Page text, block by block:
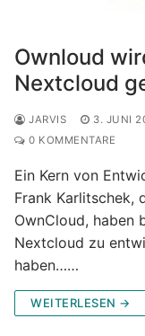
Ownloud
Nextcloud
JARVIS 3. JUNI
0 KOMMENTARE
Ein Kern von
Frank Karlitschek,
OwnCloud, haben
Nextcloud zu
haben……
WEITERLESEN →